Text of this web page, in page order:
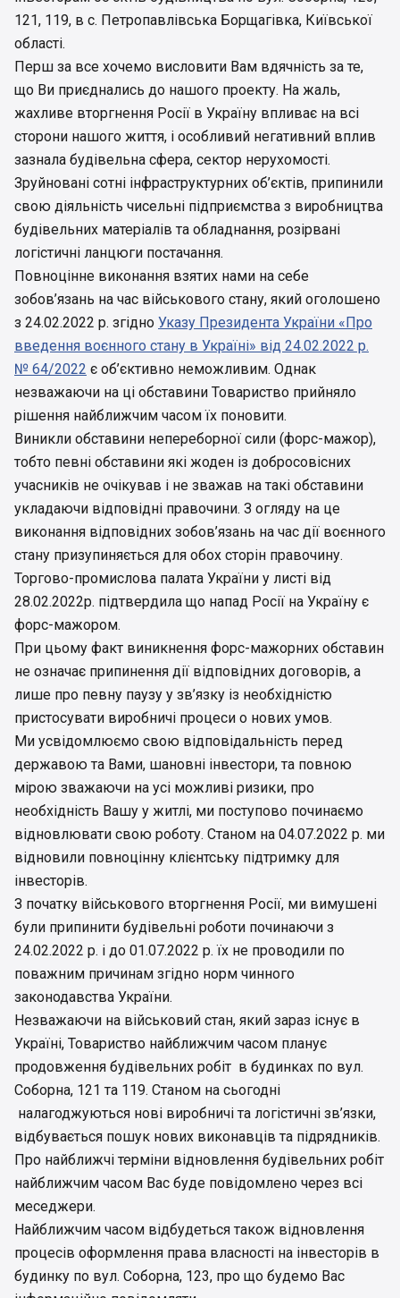
121, 119, в с. Петропавлівська Борщагівка, Київської
області.
Перш за все хочемо висловити Вам вдячність за те,
що Ви приєднались до нашого проекту. На жаль,
жахливе вторгнення Росії в Україну впливає на всі
сторони нашого життя, і особливий негативний вплив
зазнала будівельна сфера, сектор нерухомості.
Зруйновані сотні інфраструктурних об’єктів, припинили
свою діяльність чисельні підприємства з виробництва
будівельних матеріалів та обладнання, розірвані
логістичні ланцюги постачання.
Повноцінне виконання взятих нами на себе
зобов’язань на час військового стану, який оголошено
з 24.02.2022 р. згідно Указу Президента України «Про
введення воєнного стану в Україні» від 24.02.2022 р.
№ 64/2022 є об’єктивно неможливим. Однак
незважаючи на ці обставини Товариство прийняло
рішення найближчим часом їх поновити.
Виникли обставини непереборної сили (форс-мажор),
тобто певні обставини які жоден із добросовісних
учасників не очікував і не зважав на такі обставини
укладаючи відповідні правочини. З огляду на це
виконання відповідних зобов’язань на час дії воєнного
стану призупиняється для обох сторін правочину.
Торгово-промислова палата України у листі від
28.02.2022р. підтвердила що напад Росії на Україну є
форс-мажором.
При цьому факт виникнення форс-мажорних обставин
не означає припинення дії відповідних договорів, а
лише про певну паузу у зв’язку із необхідністю
пристосувати виробничі процеси о нових умов.
Ми усвідомлюємо свою відповідальність перед
державою та Вами, шановні інвестори, та повною
мірою зважаючи на усі можливі ризики, про
необхідність Вашу у житлі, ми поступово починаємо
відновлювати свою роботу. Станом на 04.07.2022 р. ми
відновили повноцінну клієнтську підтримку для
інвесторів.
З початку військового вторгнення Росії, ми вимушені
були припинити будівельні роботи починаючи з
24.02.2022 р. і до 01.07.2022 р. їх не проводили по
поважним причинам згідно норм чинного
законодавства України.
Незважаючи на військовий стан, який зараз існує в
Україні, Товариство найближчим часом планує
продовження будівельних робіт в будинках по вул.
Соборна, 121 та 119. Станом на сьогодні
налагоджуються нові виробничі та логістичні зв’язки,
відбувається пошук нових виконавців та підрядників.
Про найближчі терміни відновлення будівельних робіт
найближчим часом Вас буде повідомлено через всі
меседжери.
Найближчим часом відбудеться також відновлення
процесів оформлення права власності на інвесторів в
будинку по вул. Соборна, 123, про що будемо Вас